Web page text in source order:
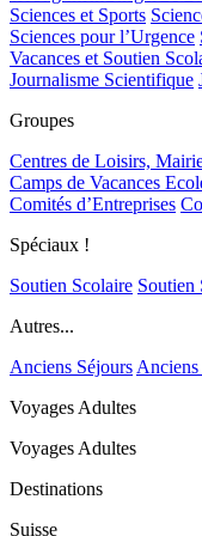
Sciences et Sports
Sciences pour l’Urgence
Vacances et Soutien
Journalisme Scientifique
Groupes
Centres de Loisirs,
Camps de Vacances
Comités d’Entreprises
Spéciaux !
Soutien Scolaire Soutien
Autres...
Anciens Séjours Anciens
Voyages Adultes
Voyages Adultes
Destinations
Suisse